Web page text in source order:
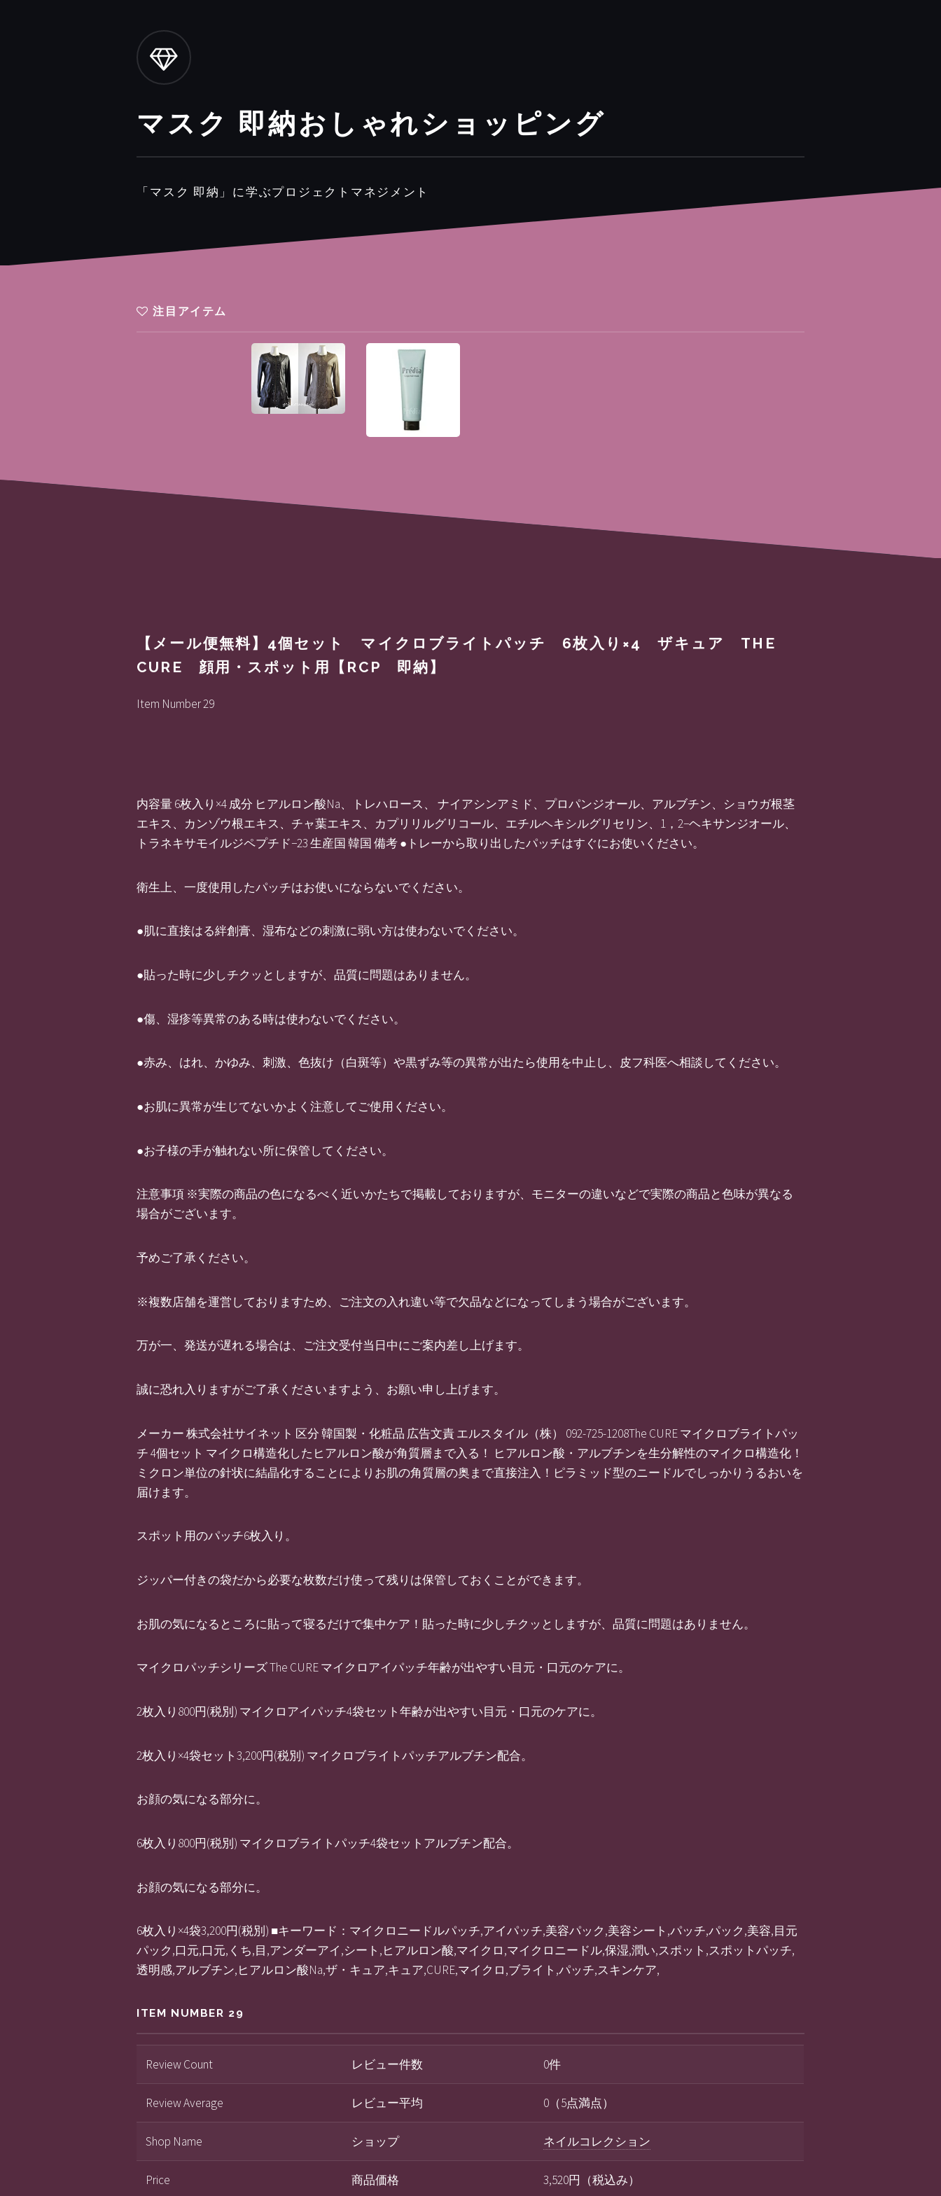
マスク 即納おしゃれショッピング
「マスク 即納」に学ぶプロジェクトマネジメント
注目アイテム
【メール便無料】4個セット マイクロブライトパッチ 6枚入り×4 ザキュア THE
CURE 顔用・スポット用【RCP 即納】
Item Number 29
内容量 6枚入り×4 成分 ヒアルロン酸Na、トレハロース、 ナイアシンアミド、プロパンジオール、アルブチン、ショウガ根茎
エキス、カンゾウ根エキス、チャ葉エキス、カプリリルグリコール、エチルヘキシルグリセリン、1，2−ヘキサンジオール、
トラネキサモイルジペプチド−23 生産国 韓国 備考 ●トレーから取り出したパッチはすぐにお使いください。
衛生上、一度使用したパッチはお使いにならないでください。
●肌に直接はる絆創膏、湿布などの刺激に弱い方は使わないでください。
●貼った時に少しチクッとしますが、品質に問題はありません。
●傷、湿疹等異常のある時は使わないでください。
●赤み、はれ、かゆみ、刺激、色抜け（白斑等）や黒ずみ等の異常が出たら使用を中止し、皮フ科医へ相談してください。
●お肌に異常が生じてないかよく注意してご使用ください。
●お子様の手が触れない所に保管してください。
注意事項 ※実際の商品の色になるべく近いかたちで掲載しておりますが、モニターの違いなどで実際の商品と色味が異なる
場合がございます。
予めご了承ください。
※複数店舗を運営しておりますため、ご注文の入れ違い等で欠品などになってしまう場合がございます。
万が一、発送が遅れる場合は、ご注文受付当日中にご案内差し上げます。
誠に恐れ入りますがご了承くださいますよう、お願い申し上げます。
メーカー 株式会社サイネット 区分 韓国製・化粧品 広告文責 エルスタイル（株） 092-725-1208The CURE マイクロブライトパッ
チ 4個セット マイクロ構造化したヒアルロン酸が角質層まで入る！ ヒアルロン酸・アルブチンを生分解性のマイクロ構造化！
ミクロン単位の針状に結晶化することによりお肌の角質層の奥まで直接注入！ピラミッド型のニードルでしっかりうるおいを
届けます。
スポット用のパッチ6枚入り。
ジッパー付きの袋だから必要な枚数だけ使って残りは保管しておくことができます。
お肌の気になるところに貼って寝るだけで集中ケア！貼った時に少しチクッとしますが、品質に問題はありません。
マイクロパッチシリーズ The CURE マイクロアイパッチ年齢が出やすい目元・口元のケアに。
2枚入り800円(税別) マイクロアイパッチ4袋セット年齢が出やすい目元・口元のケアに。
2枚入り×4袋セット3,200円(税別) マイクロブライトパッチアルブチン配合。
お顔の気になる部分に。
6枚入り800円(税別) マイクロブライトパッチ4袋セットアルブチン配合。
お顔の気になる部分に。
6枚入り×4袋3,200円(税別) ■キーワード：マイクロニードルパッチ,アイパッチ,美容パック,美容シート,パッチ,パック,美容,目元
パック,口元,口元,くち,目,アンダーアイ,シート,ヒアルロン酸,マイクロ,マイクロニードル,保湿,潤い,スポット,スポットパッチ,
透明感,アルブチン,ヒアルロン酸Na,ザ・キュア,キュア,CURE,マイクロ,ブライト,パッチ,スキンケア,
ITEM NUMBER 29
Review Count レビュー件数 0件
Review Average レビュー平均 0（5点満点）
Shop Name ショップ ネイルコレクション
Price 商品価格 3,520円（税込み）